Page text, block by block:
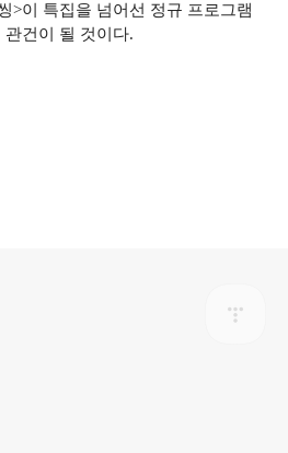
>이 특집을 넘어선 정규 프로그램
건이 될 것이다.